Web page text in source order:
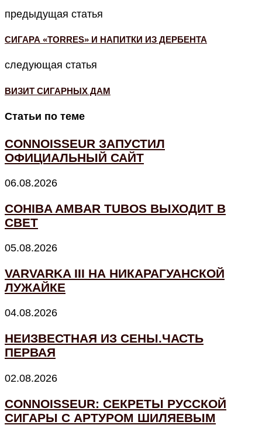
предыдущая статья
СИГАРА «TORRES» И НАПИТКИ ИЗ ДЕРБЕНТА
следующая статья
ВИЗИТ СИГАРНЫХ ДАМ
Статьи по теме
CONNOISSEUR ЗАПУСТИЛ
ОФИЦИАЛЬНЫЙ САЙТ
06.08.2026
COHIBA AMBAR TUBOS ВЫХОДИТ В
СВЕТ
05.08.2026
VARVARKA III НА НИКАРАГУАНСКОЙ
ЛУЖАЙКЕ
04.08.2026
НЕИЗВЕСТНАЯ ИЗ СЕНЫ.ЧАСТЬ
ПЕРВАЯ
02.08.2026
CONNOISSEUR: СЕКРЕТЫ РУССКОЙ
СИГАРЫ С АРТУРОМ ШИЛЯЕВЫМ